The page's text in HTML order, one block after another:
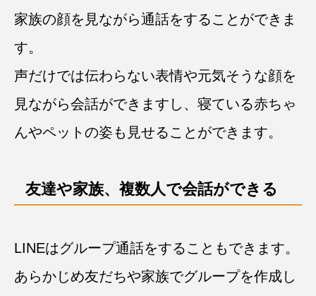
家族の顔を見ながら通話をすることができま
す。
声だけでは伝わらない表情や元気そうな顔を
見ながら会話ができますし、寝ている赤ちゃ
んやペットの姿も見せることができます。
友達や家族、複数人で会話ができる
LINEはグループ通話をすることもできます。
あらかじめ友だちや家族でグループを作成し